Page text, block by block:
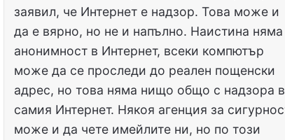
заявил, че Интернет е надзор. Това може и
да е вярно, но не и напълно. Наистина няма
анонимност в Интернет, всеки компютър
може да се проследи до реален пощенски
адрес, но това няма нищо общо с надзора в
самия Интернет. Някоя агенция за
може и да чете имейлите ни, но по този